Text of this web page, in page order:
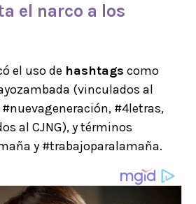
el narco a los
el uso de hashtags como
(vinculados al
#4letras,
al CJNG), y términos
y #trabajoparalamaña.